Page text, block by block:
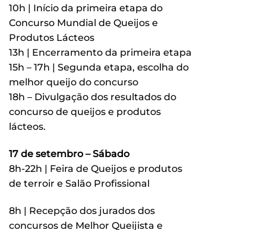
10h | Início da primeira etapa do
Concurso Mundial de Queijos e
Produtos Lácteos
13h | Encerramento da primeira etapa
15h – 17h | Segunda etapa, escolha do
melhor queijo do concurso
18h – Divulgação dos resultados do
concurso de queijos e produtos
lácteos.
17 de setembro – Sábado
8h-22h | Feira de Queijos e produtos
de terroir e Salão Profissional
8h | Recepção dos jurados dos
concursos de Melhor Queijista e